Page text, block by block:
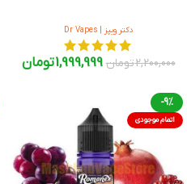
دکتر ویپز | Dr Vapes
2,200,000تومان 1,999,999تومان
-9%
اتمام موجودی